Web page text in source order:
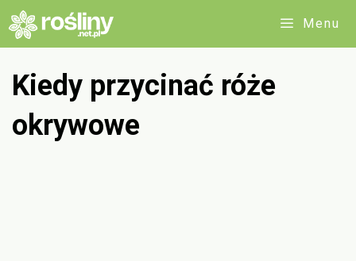
Przejdź
do
Menu
Kiedy przycinać róże
okrywowe